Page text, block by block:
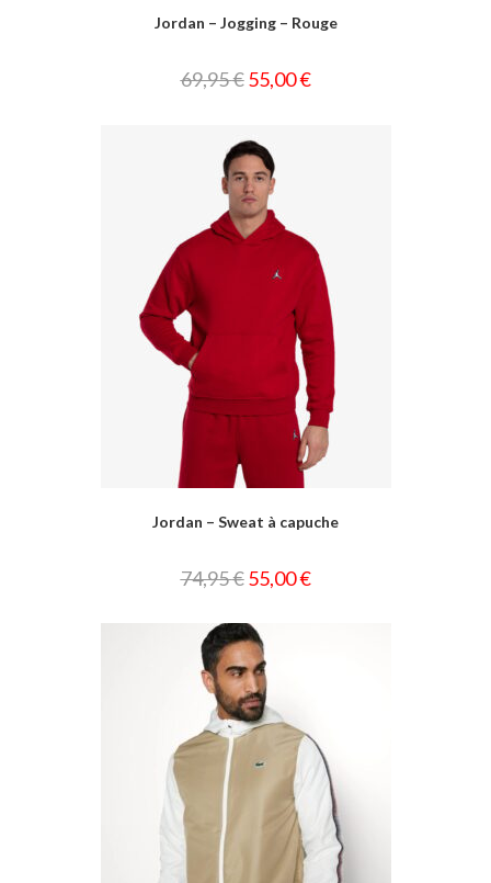
Jordan – Jogging – Rouge
69,95€ 55,00€
Jordan – Sweat à capuche
74,95€ 55,00€